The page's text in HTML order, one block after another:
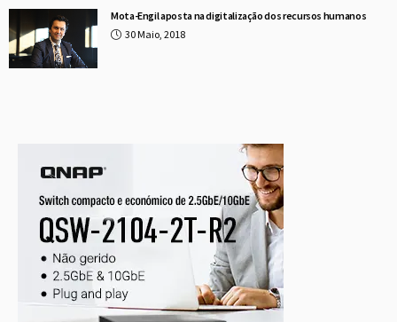
Mota-Engil aposta na digitalização dos recursos humanos
30 Maio, 2018